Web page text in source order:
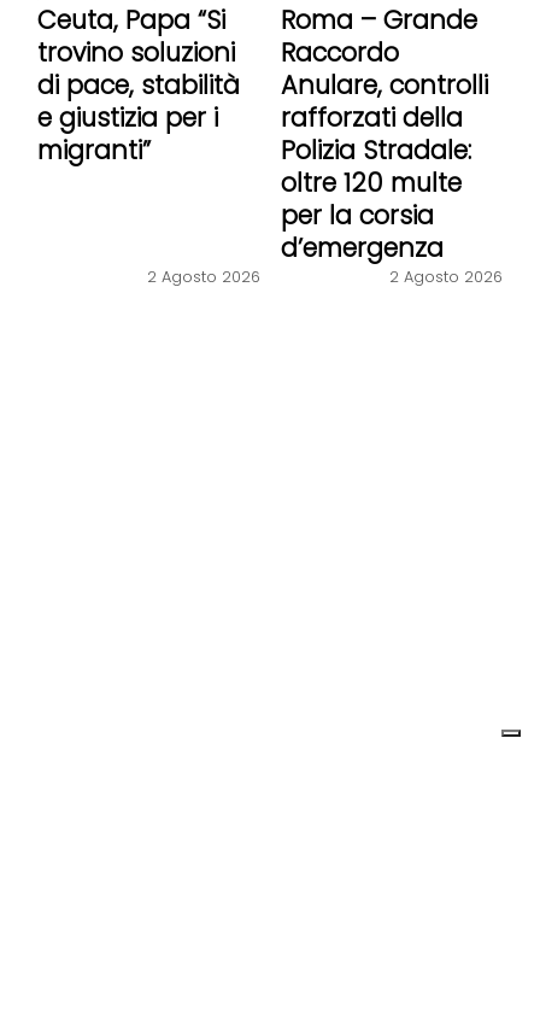
Ceuta, Papa “Si
trovino soluzioni
di pace, stabilità
e giustizia per i
migranti”
2 Agosto 2026
Roma – Grande
Raccordo
Anulare, controlli
rafforzati della
Polizia Stradale:
oltre 120 multe
per la corsia
d’emergenza
2 Agosto 2026